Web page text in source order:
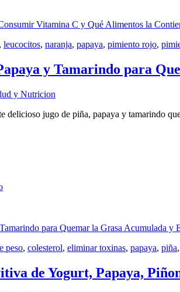
Vitamina C y Qué Alimentos la
, leucocitos, naranja, papaya, pimiento rojo,
y Tamarindo para
y Nutricion
delicioso jugo de piña, papaya y tamarindo
para Quemar la Grasa Acumulada y
peso, colesterol, eliminar toxinas, papaya, piña,
de Yogurt, Papaya,